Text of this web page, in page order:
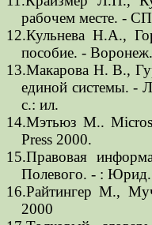
рабочем месте. -
12.Кульнева Н.А.,
пособие. -
13.Макарова Н. В.,
единой системы. -
с.: ил.
14.Мэтьюз М..
Press 2000.
15.Правовая
Полевого. - : Юрид.
16.Райтингер М.,
2000